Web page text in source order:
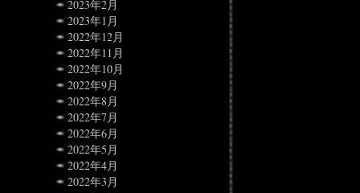
2023年2月
2023年1月
2022年12月
2022年11月
2022年10月
2022年9月
2022年8月
2022年7月
2022年6月
2022年5月
2022年4月
2022年3月